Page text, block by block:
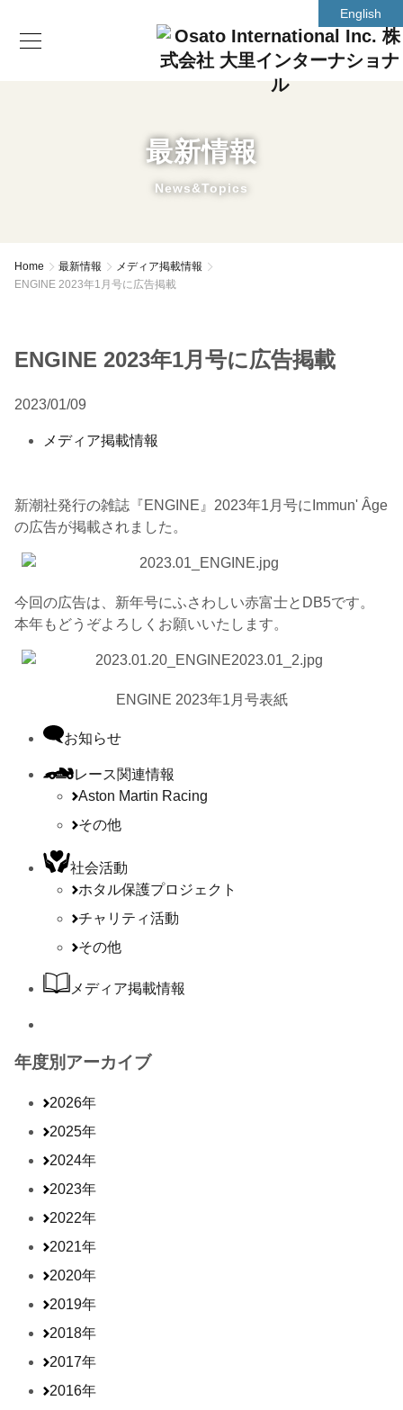
English
最新情報
News&Topics
Home 最新情報
メディア掲載情報
ENGINE 2023年1月号に広告掲載
ENGINE 2023年1月号に広告掲載
2023/01/09
メディア掲載情報
新潮社発行の雑誌『ENGINE 』 2023年1 月号に Immun' Âge
の広告が掲載されました。
今回の広告は、新年号にふさわしい赤富士と DB5です。
本年もどうぞよろしくお願いいたします。
ENGINE 2023年1 月号表紙
お知らせ
レース関連情報
Aston Martin Racing
その他
社会活動
ホタル保護プロジェクト
チャリティ活動
その他
メディア掲載情報
年度別アーカイブ
2026年
2025年
2024年
2023年
2022年
2021年
2020年
2019年
2018年
2017年
2016年